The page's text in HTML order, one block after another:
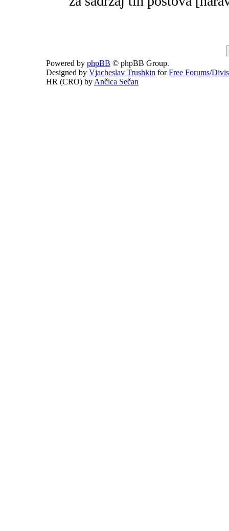
Powered by phpBB © phpBB Group.
Designed by Vjacheslav Trushkin forFree Forums/
HR (CRO) by Ančica Sečan